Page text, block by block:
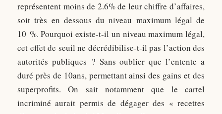
représentent moins de 2.6% de leur chiffre d’affaires,
soit très en dessous du niveau maximum légal de
10 %. Pourquoi existe-t-il un niveau maximum légal,
cet effet de seuil ne décrédibilise-t-il pas l’action des
autorités publiques ? Sans oublier que l’entente a
duré près de 10ans, permettant ainsi des gains et des
superprofits. On sait notamment que le cartel
incriminé aurait permis de dégager des « recettes